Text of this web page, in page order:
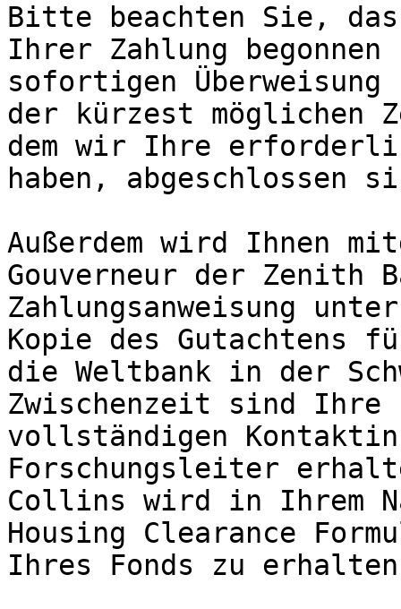
Bitte beachten Sie,
Ihrer Zahlung
sofortigen Überweisung
der kürzest möglichen
dem wir Ihre
haben, abgeschlossen
Außerdem wird Ihnen
Gouverneur der Zenith
Zahlungsanweisung
Kopie des Gutachtens
die Weltbank in der
Zwischenzeit sind Ihre
vollständigen
Forschungsleiter
Collins wird in Ihrem
Housing Clearance
Ihres Fonds zu